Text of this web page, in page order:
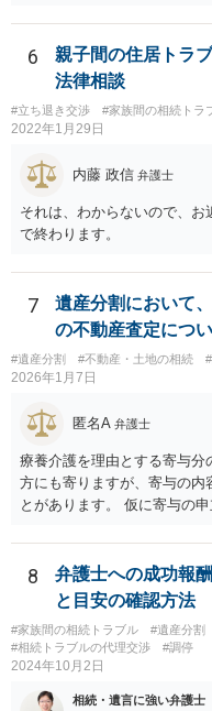
月に携帯が新しくなった母
「面会に来てくれ」で、長
話の使い方を教える為に会
電話が切れました。その後
にチップが埋められている」
録、介護認定の資料、介護記
方がよいと思います。
6
親子間の住居トラ
法律相談
#立ち退き交渉 #家族間の相続トラ
2022年1月29日
内藤 政信 弁護士
それは、わからないので、
で終わります。
7
遺産分割において
の不動産査定につい
#遺産分割 #不動産・土地の相続
2026年1月7日
匿名A 弁護士
療養介護を理由とする寄与分
方にも寄りますが、寄与の内
とがあります。 仮に寄与の
価）は不要ということもあ
なければならないでしょう
は必要でしょう。
8
弁護士への成功報
と目安の確認方法
#家族間の相続トラブル #遺産分割
#相続トラブルの代理交渉
#調停
2024年10月2日
相続・遺言に強い弁護士